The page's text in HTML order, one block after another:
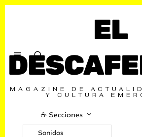
EL
MAGAZINE DE
Y CULTURA
☕️ Secciones
Sonidos